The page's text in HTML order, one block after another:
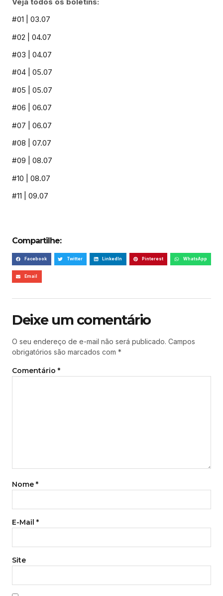
#01 | 03.07
#02 | 04.07
#03 | 04.07
#04 | 05.07
#05 | 05.07
#06 | 06.07
#07 | 06.07
#08 | 07.07
#09 | 08.07
#10 | 08.07
#11 | 09.07
Compartilhe:
Facebook Twitter LinkedIn Pinterest WhatsApp
Email
Deixe um comentário
O seu endereço de e-mail não será publicado. Campos
obrigatórios são marcados com *
Comentário *
Nome *
E-Mail *
Site